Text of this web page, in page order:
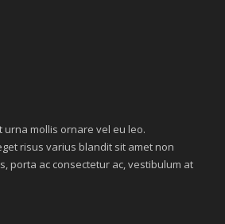
urna mollis ornare vel eu leo.
risus varius blandit sit amet non
porta ac consectetur ac, vestibulum at